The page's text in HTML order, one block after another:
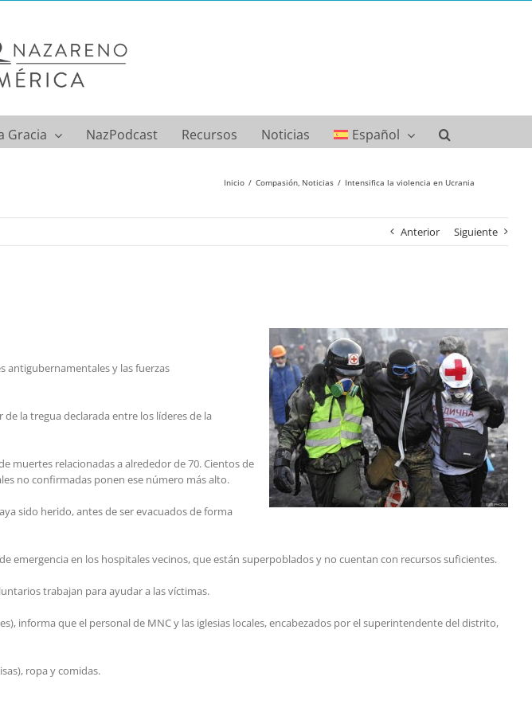
Gracia NazPodcast Recursos Noticias Español
Inicio Compasión Noticias Intensifica la violencia en Ucrania
Anterior Siguiente
antigubernamentales y las fuerzas
la tregua declarada entre los líderes de la
muertes relacionadas a alrededor de 70. Cientos de
no confirmadas ponen ese número más alto.
sido herido, antes de ser evacuados de forma
en los hospitales vecinos, que están superpoblados y no cuentan con recursos suficientes.
trabajan para ayudar a las víctimas.
informa que el personal de MNC y las iglesias locales, encabezados por el superintendente del distrito,
ropa y comidas.